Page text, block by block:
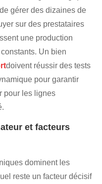
gérer des dizaines de
sur des prestataires
une production
Un bien
doivent réussir des tests
pour garantir
pour les lignes
et facteurs
dominent les
reste un facteur décisif